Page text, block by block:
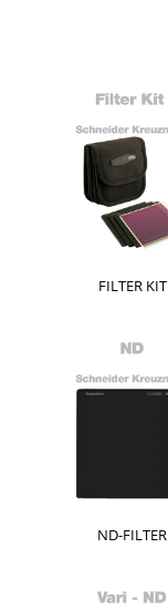
FILTER KIT
ND-FILTER